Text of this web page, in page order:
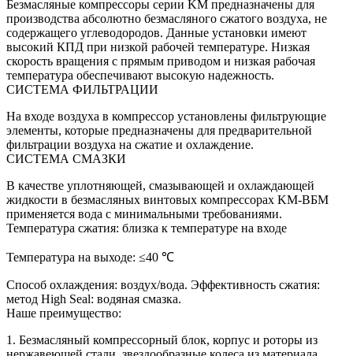
Безмасляные компрессоры серии KM предназначены для
производства абсолютно безмасляного сжатого воздуха, не
содержащего углеводородов. Данные установки имеют
высокий КПД при низкой рабочей температуре. Низкая
скорость вращения с прямым приводом и низкая рабочая
температура обеспечивают высокую надежность.
СИСТЕМА ФИЛЬТРАЦИИ
На входе воздуха в компрессор установлены фильтрующие
элементы, которые предназначены для предварительной
фильтрации воздуха на сжатие и охлаждение.
СИСТЕМА СМАЗКИ
В качестве уплотняющей, смазывающей и охлаждающей
жидкости в безмасляных винтовых компрессорах KM-ВБМ
применяется вода с минимальными требованиями.
Температура сжатия: близка к температуре на входе
Температура на выходе: ≤40 ℃
Способ охлаждения: воздух/вода. Эффективность сжатия:
метод High Seal: водяная смазка.
Наше преимущество:
1. Безмасляный компрессорный блок, корпус и роторы из